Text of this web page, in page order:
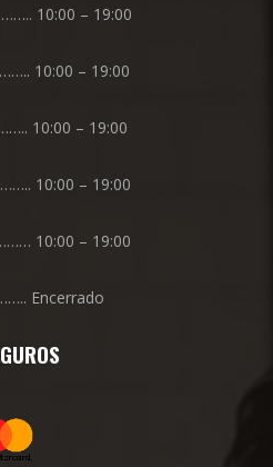
10:00 – 19:00
10:00 – 19:00
10:00 – 19:00
10:00 – 19:00
10:00 – 19:00
Encerrado